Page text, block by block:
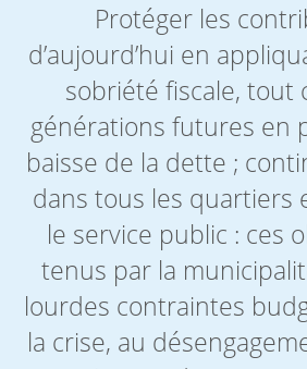
Protéger les
d’aujourd’hui en
sobriété fiscale, tout
générations futures en
baisse de la dette ;
dans tous les quartiers
le service public : ces
tenus par la
lourdes contraintes
la crise, au